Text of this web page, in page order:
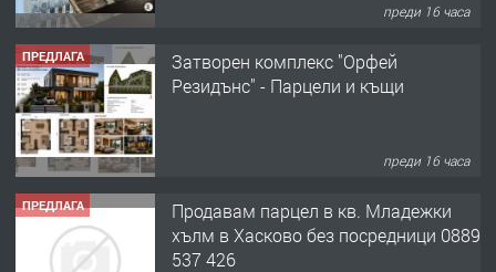
преди 16 часа
ПРЕДЛАГА
Затворен комплекс "Орфей
Резидънс" - Парцели и къщи
преди 16 часа
ПРЕДЛАГА
Продавам парцел в кв. Младежки
хълм в Хасково без посредници 0889
537 426